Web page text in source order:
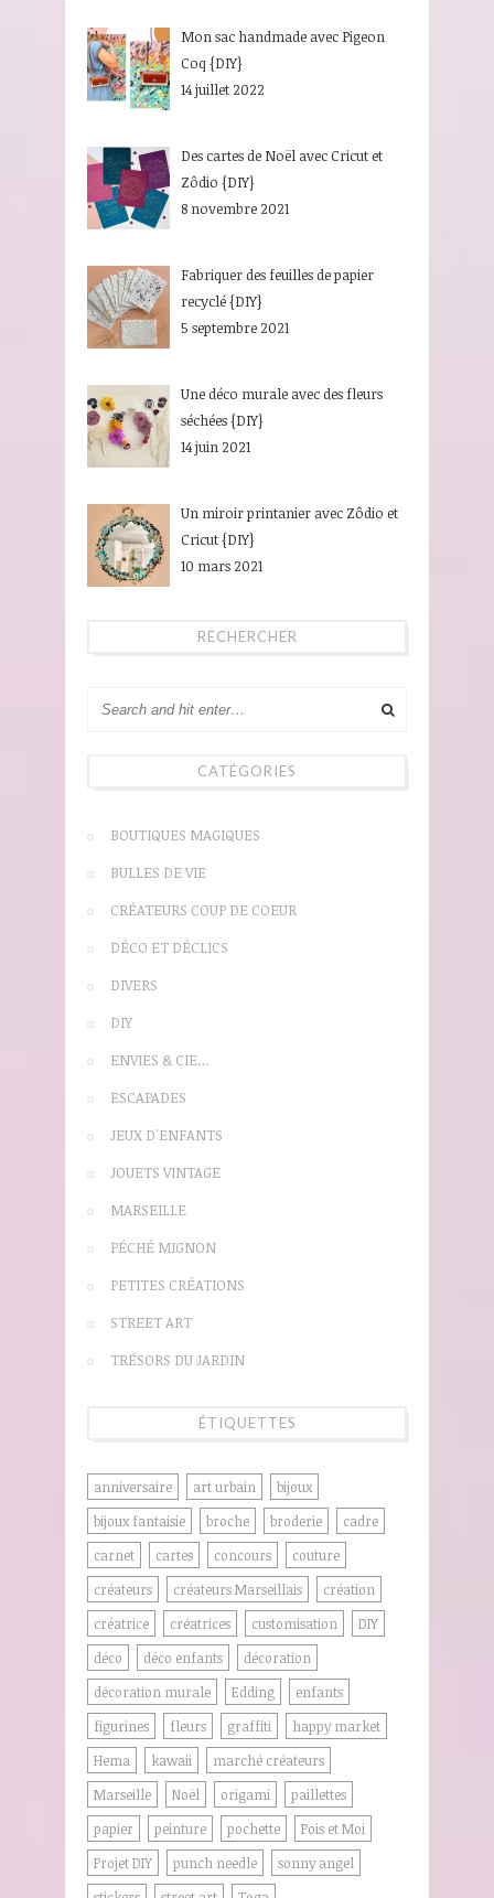
Mon sac handmade avec Pigeon
Coq {DIY}
14 juillet 2022
Des cartes de Noël avec Cricut et
Zôdio {DIY}
8 novembre 2021
Fabriquer des feuilles de papier
recyclé {DIY}
5 septembre 2021
Une déco murale avec des fleurs
séchées {DIY}
14 juin 2021
Un miroir printanier avec Zôdio et
Cricut {DIY}
10 mars 2021
RECHERCHER
CATÉGORIES
BOUTIQUES MAGIQUES
BULLES DE VIE
CRÉATEURS COUP DE COEUR
DÉCO ET DÉCLICS
DIVERS
DIY
ENVIES & CIE…
ESCAPADES
JEUX D'ENFANTS
JOUETS VINTAGE
MARSEILLE
PÉCHÉ MIGNON
PETITES CRÉATIONS
STREET ART
TRÉSORS DU JARDIN
ÉTIQUETTES
anniversaire art urbain
bijoux
bijoux fantaisie
broche broderie
cadre
carnet
cartes concours
couture
créateurs
créateurs Marseillais
création
créatrice
créatrices customisation
DIY
déco
déco enfants
décoration
décoration murale
Edding
enfants
figurines
fleurs graffiti
happy market
Hema
kawaii
marché créateurs
Marseille
Noël origami
paillettes
papier
peinture pochette
Pois et Moi
Projet DIY
punch needle
sonny angel